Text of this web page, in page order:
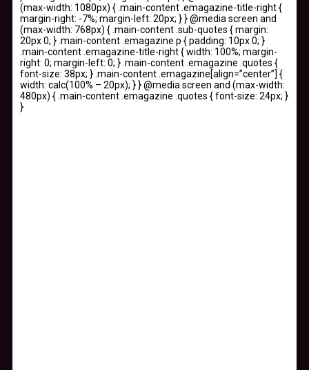
(max-width: 1080px) { .main-content .emagazine-title-right {
margin-right: -7%; margin-left: 20px; } } @media screen and
(max-width: 768px) { .main-content .sub-quotes { margin:
20px 0; } .main-content .emagazine p { padding: 10px 0; }
.main-content .emagazine-title-right { width: 100%; margin-
right: 0; margin-left: 0; } .main-content .emagazine .quotes {
font-size: 38px; } .main-content .emagazine[align=”center”] {
width: calc(100% – 20px); } } @media screen and (max-width:
480px) { .main-content .emagazine .quotes { font-size: 24px; }
}